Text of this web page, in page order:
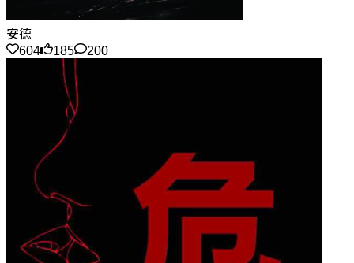
安德
604
185 200